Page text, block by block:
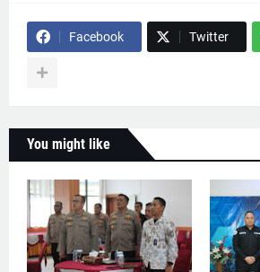
Facebook Twitter
You might like